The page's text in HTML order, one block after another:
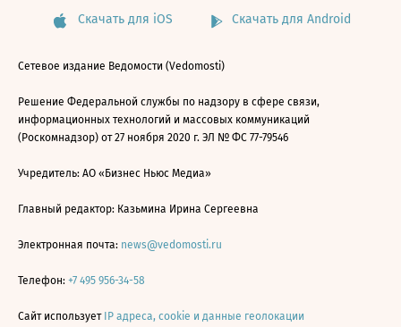
Скачать для iOS Скачать для Android
Сетевое издание Ведомости (Vedomosti)
Решение Федеральной службы по надзору в сфере связи,
информационных технологий и массовых коммуникаций
(Роскомнадзор) от 27 ноября 2020 г. ЭЛ № ФС 77-79546
Учредитель: АО «Бизнес Ньюс Медиа»
Главный редактор: Казьмина Ирина Сергеевна
Электронная почта: news@vedomosti.ru
Телефон: +7 495 956-34-58
Сайт использует IP адреса, cookie и данные геолокации